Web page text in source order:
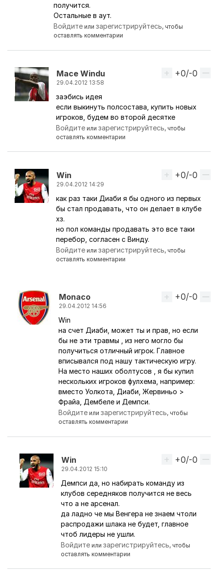
получится.
Остальные в аут.
Войдите илизарегистрируйтесь, чтобы
оставлять комментарии
Mace Windu
29.04.2012 13:58
Ответ на комментарий пользователяMonaco
Вверх
+0/-0
заэбись идея
если выкинуть полсостава, купить новых
игроков, будем во второй десятке
Войдите илизарегистрируйтесь, чтобы
оставлять комментарии
Win
29.04.2012 14:29
Ответ на комментарий пользователяMonaco
Вверх
+0/-0
как раз таки Диаби я бы одного из первых
бы стал продавать, что он делает в клубе
хз.
но пол команды продавать это все таки
перебор, согласен с Винду.
Войдите илизарегистрируйтесь, чтобы
оставлять комментарии
Monaco
29.04.2012 14:56
Ответ на комментарий пользователяWin
Вверх
+0/-0
Win
на счет Диаби, может ты и прав, но если
бы не эти травмы , из него могло бы
получиться отличный игрок. Главное
вписывался под нашу тактическую игру.
На место наших оболтусов , я бы купил
нескольких игроков фулхема, например:
вместо Уолкота, Диаби, Жервиньо >
Фрайа, Дембеле и Демпси.
Войдите илизарегистрируйтесь, чтобы
оставлять комментарии
Win
29.04.2012 15:10
Ответ на комментарий пользователяMonaco
Вверх
+0/-0
Демпси да, но набирать команду из
клубов середняков получится не весь
что а не арсенал.
да ладно че мы Венгера не знаем чтоли
распродажи шлака не будет, главное
чтоб лидеры не ушли.
Войдите илизарегистрируйтесь, чтобы
оставлять комментарии